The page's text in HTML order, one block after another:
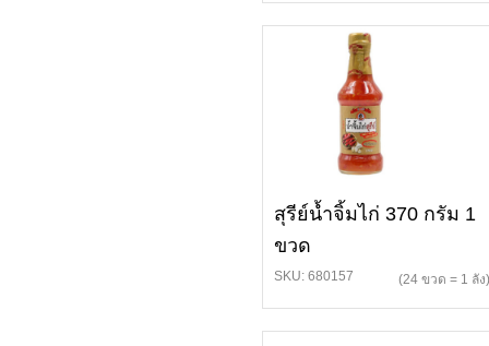
สุรีย์น้ำจิ้มไก่ 370 กรัม 1
ขวด
SKU: 680157 (24 ขวด = 1 ลัง)